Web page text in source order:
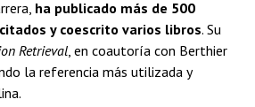
ha publicado más de 500
y coescrito varios libros. Su
Retrieval , en coautoría con Berthier
la referencia más utilizada y